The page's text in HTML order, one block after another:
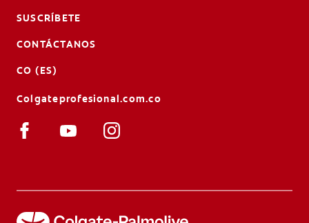
SUSCRÍBETE
CONTÁCTANOS
CO (ES)
Colgateprofesional.com.co